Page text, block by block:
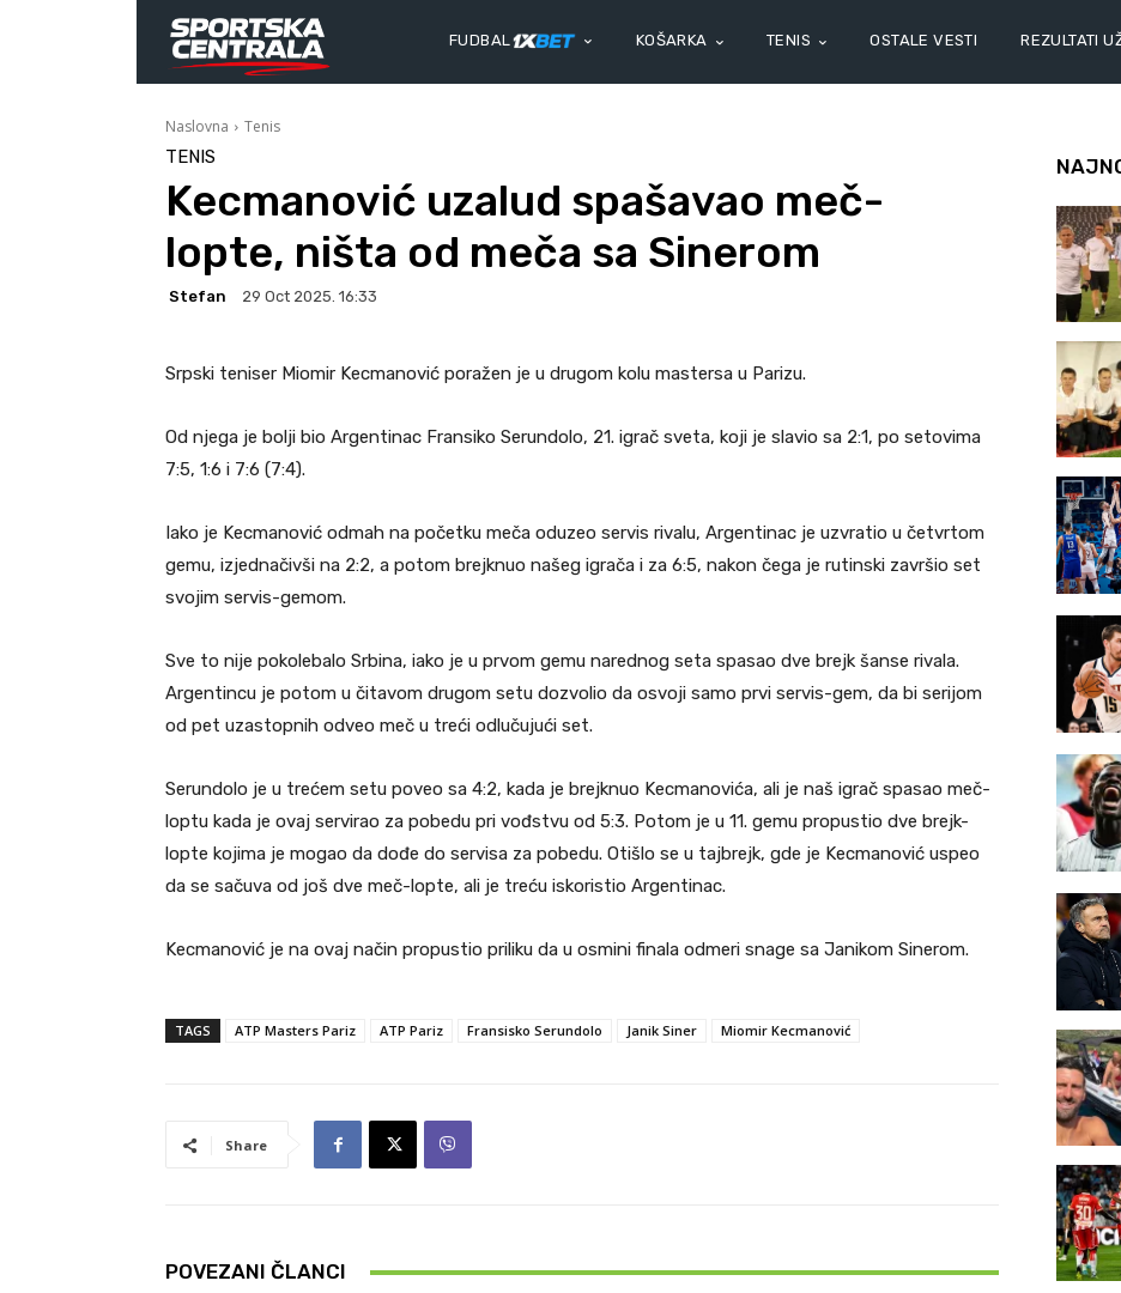
FUDBAL KOŠARKA TENIS OSTALE VESTI REZULTATI
Naslovna Tenis
TENIS
Kecmanović uzalud spašavao meč-
lopte, ništa od meča sa Sinerom
Stefan 29 Oct 2025. 16:33
Srpski teniser Miomir Kecmanović poražen je u drugom kolu mastersa u Parizu.
Od njega je bolji bio Argentinac Fransiko Serundolo, 21. igrač sveta, koji je slavio sa 2:1, po setovima
7:5, 1:6 i 7:6 (7:4).
Iako je Kecmanović odmah na početku meča oduzeo servis rivalu, Argentinac je uzvratio u četvrtom
gemu, izjednačivši na 2:2, a potom brejknuo našeg igrača i za 6:5, nakon čega je rutinski završio set
svojim servis-gemom.
Sve to nije pokolebalo Srbina, iako je u prvom gemu narednog seta spasao dve brejk šanse rivala.
Argentincu je potom u čitavom drugom setu dozvolio da osvoji samo prvi servis-gem, da bi serijom
od pet uzastopnih odveo meč u treći odlučujući set.
Serundolo je u trećem setu poveo sa 4:2, kada je brejknuo Kecmanovića, ali je naš igrač spasao meč-
loptu kada je ovaj servirao za pobedu pri vođstvu od 5:3. Potom je u 11. gemu propustio dve brejk-
lopte kojima je mogao da dođe do servisa za pobedu. Otišlo se u tajbrejk, gde je Kecmanović uspeo
da se sačuva od još dve meč-lopte, ali je treću iskoristio Argentinac.
Kecmanović je na ovaj način propustio priliku da u osmini finala odmeri snage sa Janikom Sinerom.
TAGS ATP Masters Pariz ATP Pariz Fransisko Serundolo Janik Siner Miomir Kecmanović
Share
POVEZANI ČLANCI